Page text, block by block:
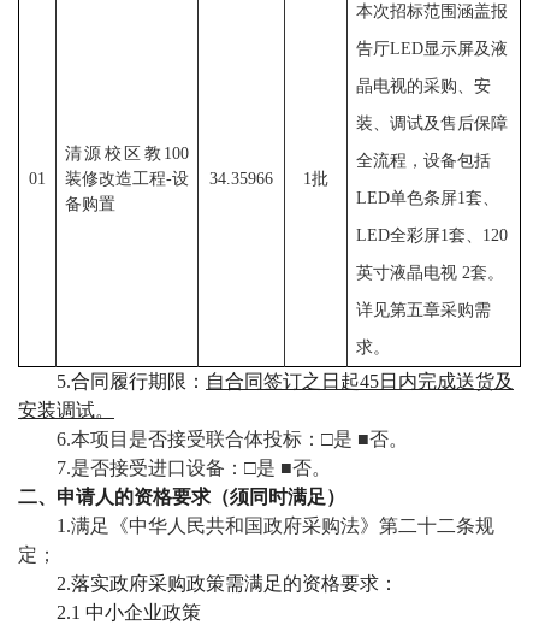
业01
清源校区教100
装修改造工程-设
备购置
34.35966 1批
本次招标范围涵盖报
告厅LED显示屏及液
晶电视的采购、安
装、调试及售后保障
全流程，设备包括
LED单色条屏1套、
LED全彩屏1套、120
英寸液晶电视 2套。
详见第五章采购需
求。
5.合同履行期限： 自合同签订之日起45日内完成送货及
安装调试。
6.本项目是否接受联合体投标：□是 ■否。
7.是否接受进口设备：□是 ■否。
二、申请人的资格要求（须同时满足）
1.满足《中华人民共和国政府采购法》第二十二条规
定；
2.落实政府采购政策需满足的资格要求：
2.1 中小企业政策